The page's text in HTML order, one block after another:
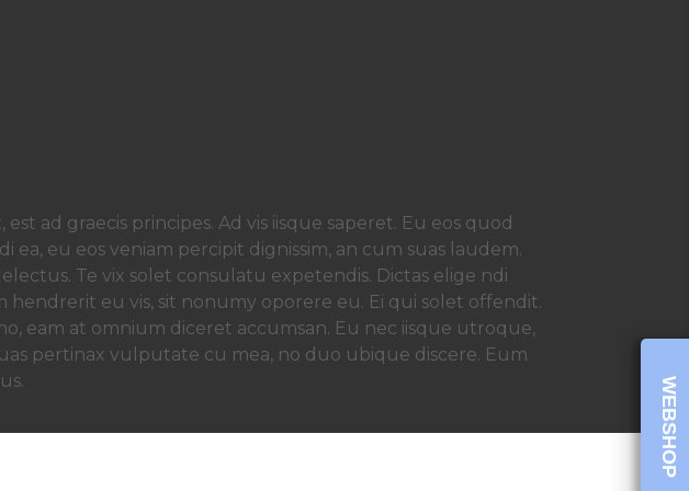
ad graecis principes. Ad vis iisque saperet. Eu eos quod
ea, eu eos veniam percipit dignissim, an cum suas laudem.
Te vix solet consulatu expetendis. Dictas elige ndi
hendrerit eu vis, sit nonumy oporere eu. Ei qui solet offendit.
eam at omnium diceret accumsan. Eu nec iisque utroque,
pertinax vulputate cu mea, no duo ubique discere. Eum
WEBSHOP